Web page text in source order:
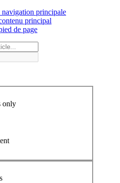
navigation principale
principal
de page
only